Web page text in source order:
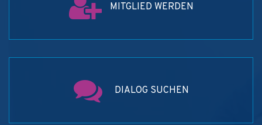
MITGLIED WERDEN
DIALOG SUCHEN